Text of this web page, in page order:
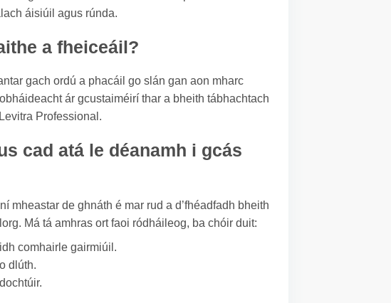
áisiúil agus rúnda.
a fheiceáil?
gach ordú a phacáil go slán gan aon mharc
ár gcustaiméirí thar a bheith tábhachtach
Professional.
cad atá le déanamh i gcás
mheastar de ghnáth é mar rud a d’fhéadfadh bheith
Má tá amhras ort faoi ródháileog, ba chóir duit:
comhairle gairmiúil.
dlúth.